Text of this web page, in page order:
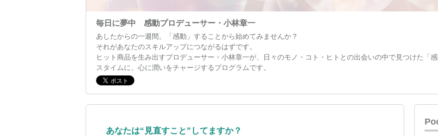
毎日に夢中 感動プロデューサー・小林章一
あしたからの一週間。「感動」することから始めてみませんか？
それがあなたのスキルアップにつながるはずです。
ヒット商品を生み出すプロデューサー・小林章一が、日々のモノ・コト・ヒトとの出会いの中で見つけた「
スタイムに、心に潤いをチャージするプログラムです。
あなたは“見直すこと”してますか？